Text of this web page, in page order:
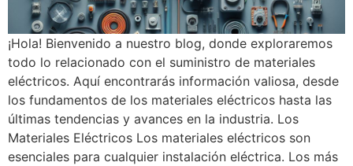
¡Hola! Bienvenido a nuestro blog, donde exploraremos
todo lo relacionado con el suministro de materiales
eléctricos. Aquí encontrarás información valiosa, desde
los fundamentos de los materiales eléctricos hasta las
últimas tendencias y avances en la industria. Los
Materiales Eléctricos Los materiales eléctricos son
esenciales para cualquier instalación eléctrica. Los más